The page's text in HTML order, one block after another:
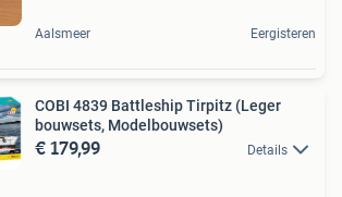
Aalsmeer Eergisteren
COBI 4839 Battleship Tirpitz (Leger
bouwsets, Modelbouwsets)
€ 179,99 Details